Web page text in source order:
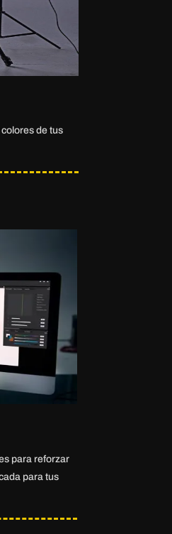
de tus
para reforzar
para tus